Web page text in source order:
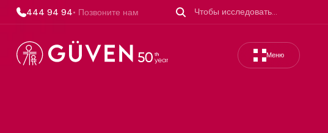
444 94 94• Позвоните нам
Меню